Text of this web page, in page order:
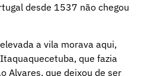
desde 1537 não chegou
a vila morava aqui,
que fazia
Alvares, que deixou de ser